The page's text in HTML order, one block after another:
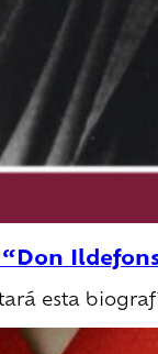
esta